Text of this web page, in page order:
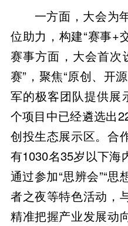
一方面，大会为
位助力，构建“赛事+
赛事方面，大会首次
赛”，聚焦“原创、开
军的极客团队提供展
个项目中已经遴选出
创投生态展示区。合
有1030名35岁以下海
通过参加“思辨会”“思
者之夜等特色活动，
精准把握产业发展动